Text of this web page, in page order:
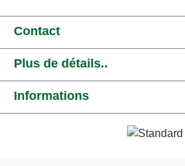
Contact
Plus de détails..
Informations